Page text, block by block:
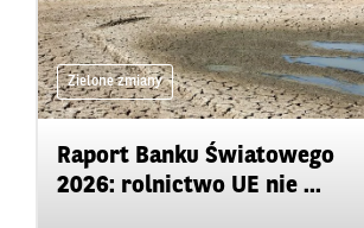
Zielone zmiany
Raport Banku Światowego
2026: rolnictwo UE nie ...